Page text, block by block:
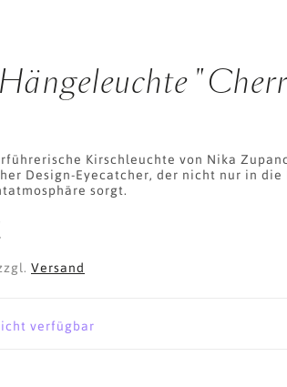
Kirschleuchte von Nika
Design-Eyecatcher, der nicht nur in die
sorgt.
Versand
verfügbar